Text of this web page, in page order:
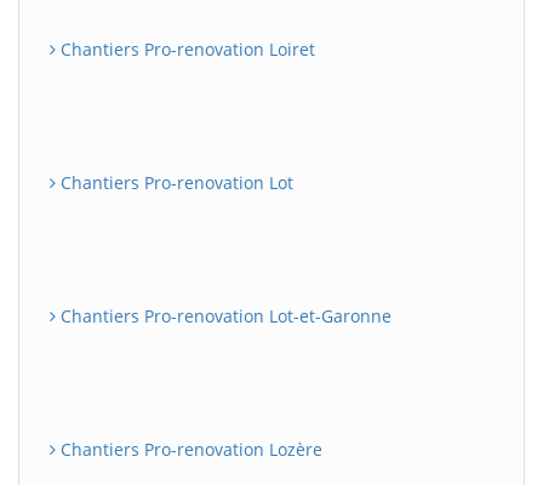
Chantiers Pro-renovation Loiret
Chantiers Pro-renovation Lot
Chantiers Pro-renovation Lot-et-Garonne
Chantiers Pro-renovation Lozère